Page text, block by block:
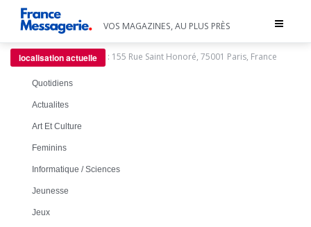
Toggle
VOS MAGAZINES, AU PLUS PRÈS
localisation actuelle : 155 Rue Saint Honoré, 75001 Paris, France
Quotidiens
Actualites
Art Et Culture
Feminins
Informatique / Sciences
Jeunesse
Jeux